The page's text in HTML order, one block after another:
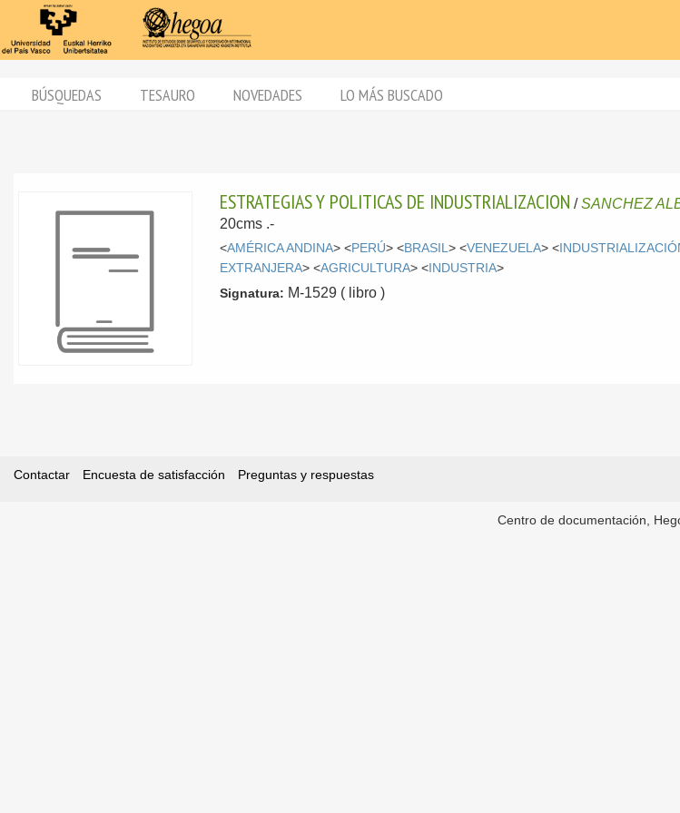
BÚSQUEDAS TESAURO NOVEDADES LO MÁS BUSCADO
ESTRATEGIAS Y POLITICAS DE INDUSTRIALIZACION /SANCHEZ
20cms .-
<AMÉRICA ANDINA> <PERÚ> <BRASIL> <VENEZUELA> <
EXTRANJERA> <AGRICULTURA> <INDUSTRIA>
Signatura: M-1529 ( libro )
Contactar Encuesta de satisfacción Preguntas y respuestas
Centro de documentación,